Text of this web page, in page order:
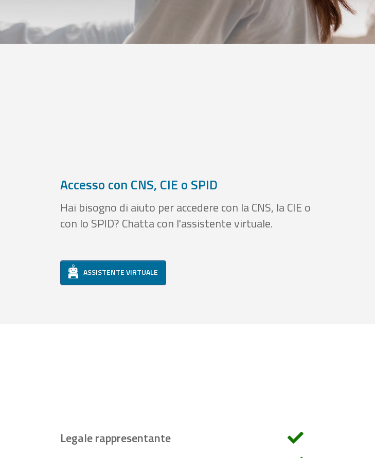
Accesso con CNS, CIE o SPID
Hai bisogno di aiuto per accedere con la CNS, la CIE o
con lo SPID? Chatta con l'assistente virtuale.
ASSISTENTE VIRTUALE
Legale rappresentante